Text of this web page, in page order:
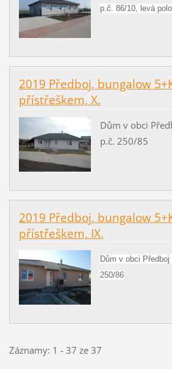
p.č. 86/10, levá
2019 Předboj, bungalow
přístřeškem, X.
Dům v obci
p.č. 250/85
2019 Předboj, bungalow
přístřeškem, IX.
Dům v obci Předboj
250/86
Záznamy: 1 - 37 ze 37